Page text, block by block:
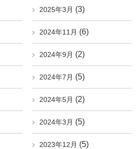
2025年3月 (3)
2024年11月 (6)
2024年9月 (2)
2024年7月 (5)
2024年5月 (2)
2024年3月 (5)
2023年12月 (5)